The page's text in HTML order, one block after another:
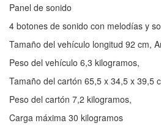
Panel de sonido
4 botones de sonido con melodías y
Tamaño del vehículo longitud 92 cm,
Peso del vehículo 6,3 kilogramos,
Tamaño del cartón 65,5 x 34,5 x 39,5
Peso del cartón 7,2 kilogramos,
Carga máxima 30 kilogramos